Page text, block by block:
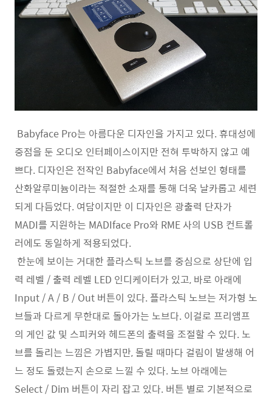
Babyface Pro는 아름다운 디자인을 가지고 있다. 휴대성에
중점을 둔 오디오 인터페이스이지만 전혀 투박하지 않고 예
쁘다. 디자인은 전작인 Babyface에서 처음 선보인 형태를
산화알루미늄이라는 적절한 소재를 통해 더욱 날카롭고 세련
되게 다듬었다. 여담이지만 이 디자인은 광출력 단자가
MADI를 지원하는 MADIface Pro와 RME 사의 USB 컨트롤
러에도 동일하게 적용되었다.
한눈에 보이는 거대한 플라스틱 노브를 중심으로 상단에 입
력 레벨 / 출력 레벨 LED 인디케이터가 있고, 바로 아래에
Input / A / B / Out 버튼이 있다. 플라스틱 노브는 저가형 노
브들과 다르게 무한대로 돌아가는 노브다. 이걸로 프리앰프
의 게인 값 및 스피커와 헤드폰의 출력을 조절할 수 있다. 노
브를 돌리는 느낌은 가볍지만, 돌릴 때마다 걸림이 발생해 어
느 정도 돌렸는지 손으로 느낄 수 있다. 노브 아래에는
Select / Dim 버튼이 자리 잡고 있다. 버튼 별로 기본적으로